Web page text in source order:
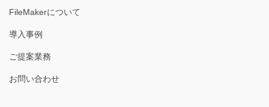
FileMakerについて
導入事例
ご提案業務
お問い合わせ